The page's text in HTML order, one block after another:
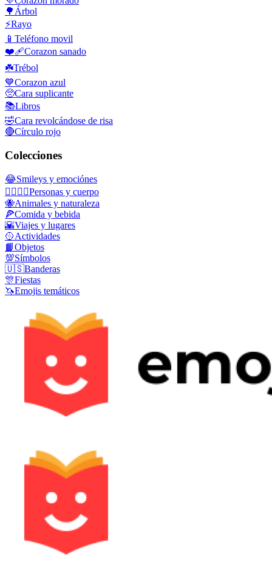
🌳 Árbol
⚡Rayo
📱 Teléfono movil
❤️‍🩹Corazon sanado
☘️Trébol
💙Corazon azul
🥺Cara suplicante
📚Libros
🤣Cara revolcándose de risa
🔴Círculo rojo
Colecciones
😂Smileys y emociónes
👩‍❤️‍💋‍👨Personas y cuerpo
🐝Animales y naturaleza
🍕Comida y bebida
🌇Viajes y lugares
🥎Actividades
📙Objetos
💯Símbolos
🇺🇸Banderas
🎊Fiestas
🦄Emojis temáticos